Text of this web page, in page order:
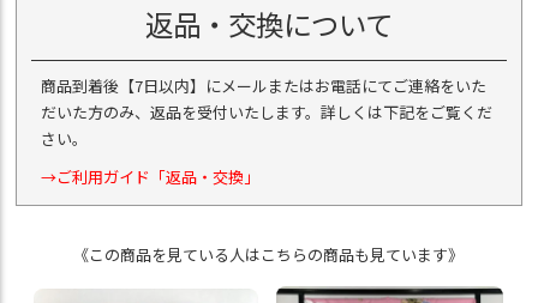
返品・交換について
商品到着後【7日以内】にメールまたはお電話にてご連絡をいた
だいた方のみ、返品を受付いたします。詳しくは下記をご覧くだ
さい。
→ご利用ガイド「返品・交換」
《この商品を見ている人はこちらの商品も見ています》